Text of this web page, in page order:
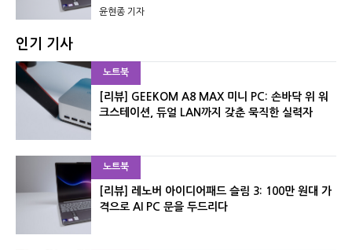
윤현종 기자
인기 기사
노트북
[리뷰] GEEKOM A8 MAX 미니 PC: 손바닥 위 워
크스테이션, 듀얼 LAN까지 갖춘 묵직한 실력자
노트북
[리뷰] 레노버 아이디어패드 슬림 3: 100만 원대 가
격으로 AI PC 문을 두드리다